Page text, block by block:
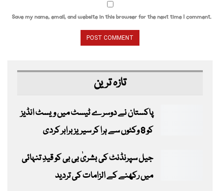
Save my name, email, and website in this browser for the next time I comment.
تازہ ترین
پاکستان نے دوسرے ٹیسٹ میں ویسٹ انڈیز
کو 8 وکٹوں سے ہرا کر سیریز برابر کردی
جیل سپرنڈنٹ کی بشریٰ بی بی کو قیدِ تنہائی
میں رکھنے کے الزامات کی تردید